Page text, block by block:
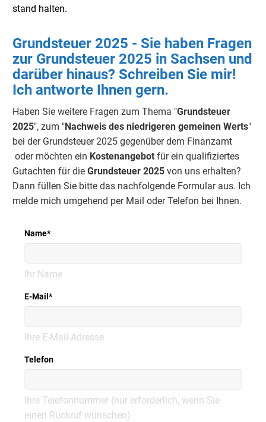
stand halten.
Grundsteuer 2025 - Sie haben Fragen
zur Grundsteuer 2025 in Sachsen und
darüber hinaus? Schreiben Sie mir!
Ich antworte Ihnen gern.
Haben Sie weitere Fragen zum Thema "Grundsteuer
2025", zum "Nachweis des niedrigeren gemeinen Werts"
bei der Grundsteuer 2025 gegenüber dem Finanzamt
oder möchten ein Kostenangebot für ein qualifiziertes
Gutachten für die Grundsteuer 2025 von uns erhalten?
Dann füllen Sie bitte das nachfolgende Formular aus. Ich
melde mich umgehend per Mail oder Telefon bei Ihnen.
Name*
Ihr Name
E-Mail *
Ihre E-Mail-Adresse
Telefon
Ihre Telefonnummer (nur erforderlich, wenn Sie
einen Rückruf wünschen)